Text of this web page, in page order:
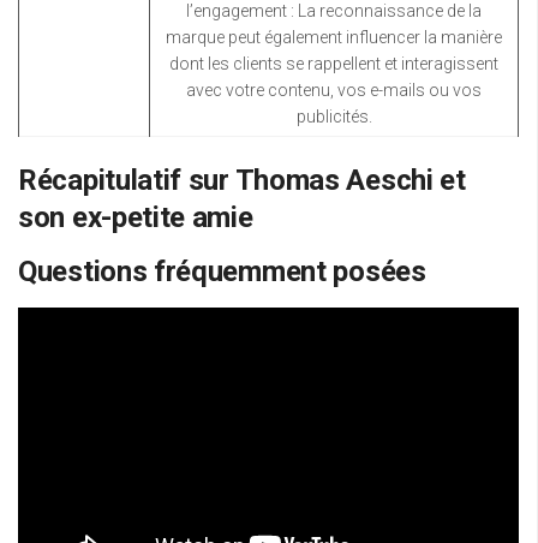
l’engagement : La reconnaissance de la
marque peut également influencer la manière
dont les clients se rappellent et interagissent
avec votre contenu, vos e-mails ou vos
publicités.
Récapitulatif sur Thomas Aeschi et
son ex-petite amie
Questions fréquemment posées